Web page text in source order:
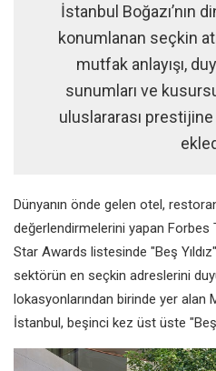
İstanbul Boğazı’nın
konumlanan seçkin
mutfak anlayışı,
sunumları ve
uluslararası prestijine
Dünyanın önde gelen otel,
değerlendirmelerini yapan Forbes
Star Awards listesinde "Beş
sektörün en seçkin adreslerini
lokasyonlarından birinde yer alan
İstanbul, beşinci kez üst üste "Beş